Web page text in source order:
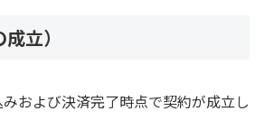
立）
および決済完了時点で契約が成立し